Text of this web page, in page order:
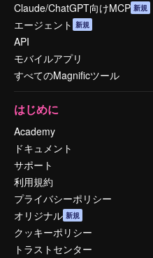
Claude/ChatGPT向けMCP 新規
エージェント 新規
API
モバイルアプリ
すべてのMagnificツール
はじめに
Academy
ドキュメント
サポート
利用規約
プライバシーポリシー
オリジナル 新規
クッキーポリシー
トラストセンター